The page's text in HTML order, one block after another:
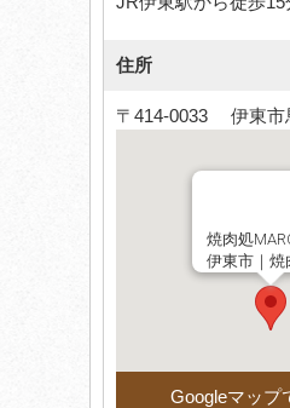
住所
〒414-0033 伊東市
焼肉処
伊東市｜焼
Googleマップ